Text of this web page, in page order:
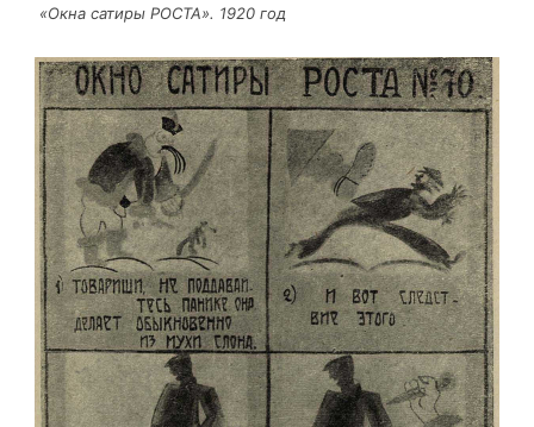
«Окна сати­ры РОСТА». 1920 год